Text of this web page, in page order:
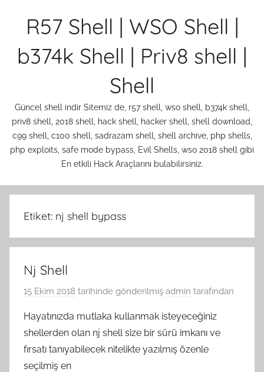
R57 Shell | WSO Shell |
b374k Shell | Priv8 shell |
Shell
Güncel shell indir Sitemiz de, r57 shell, wso shell, b374k shell,
priv8 shell, 2018 shell, hack shell, hacker shell, shell download,
c99 shell, c100 shell, sadrazam shell, shell archive, php shells,
php exploits, safe mode bypass, Evil Shells, wso 2018 shell gibi
En etkili Hack Araçlarını bulabilirsiniz.
Etiket: nj shell bypass
Nj Shell
15 Ekim 2018 tarihinde gönderilmiş admin tarafından
Hayatınızda mutlaka kullanmak isteyeceğiniz
shellerden olan nj shell size bir sürü imkanı ve
fırsatı tanıyabilecek nitelikte yazılmış özenle
seçilmiş en